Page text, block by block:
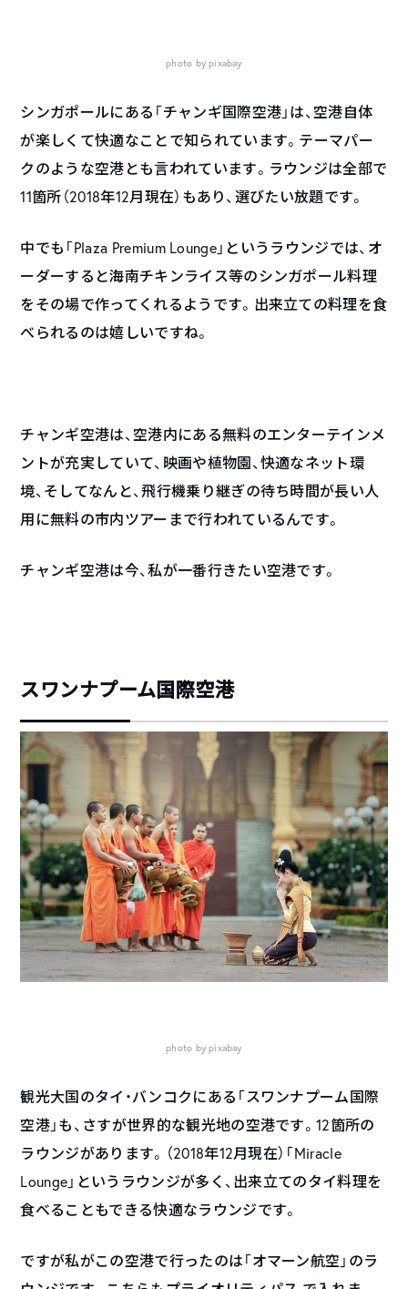
photo by pixabay
シンガポールにある「チャンギ国際空港」は、空港自体
が楽しくて快適なことで知られています。テーマパー
クのような空港とも言われています。ラウンジは全部で
11箇所（2018年12月現在）もあり、選びたい放題です。
中でも「Plaza Premium Lounge」というラウンジでは、オ
ーダーすると海南チキンライス等のシンガポール料理
をその場で作ってくれるようです。出来立ての料理を食
べられるのは嬉しいですね。
チャンギ空港は、空港内にある無料のエンターテインメ
ントが充実していて、映画や植物園、快適なネット環
境、そしてなんと、飛行機乗り継ぎの待ち時間が長い人
用に無料の市内ツアーまで行われているんです。
チャンギ空港は今、私が一番行きたい空港です。
スワンナプーム国際空港
photo by pixabay
観光大国のタイ・バンコクにある「スワンナプーム国際
空港」も、さすが世界的な観光地の空港です。12箇所の
ラウンジがあります。（2018年12月現在）「Miracle
Lounge」というラウンジが多く、出来立てのタイ料理を
食べることもできる快適なラウンジです。
ですが私がこの空港で行ったのは「オマーン航空」のラ